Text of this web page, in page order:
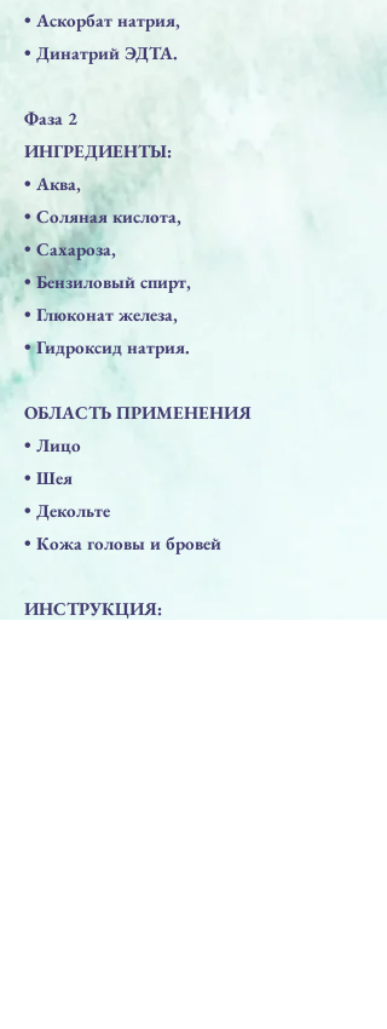
• Аскорбат натрия,
• Динатрий ЭДТА.
Фаза 2
ИНГРЕДИЕНТЫ:
• Аква,
• Соляная кислота,
• Сахароза,
• Бензиловый спирт,
• Глюконат железа,
• Гидроксид натрия.
ОБЛАСТЬ ПРИМЕНЕНИЯ
• Лицо
• Шея
• Декольте
• Кожа головы и бровей
ИНСТРУКЦИЯ: